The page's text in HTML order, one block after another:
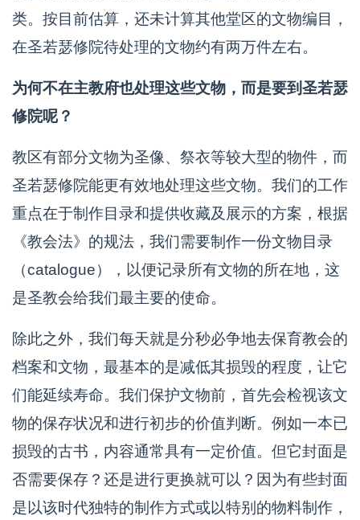
类。按目前估算，还未计算其他堂区的文物编目，
在圣若瑟修院待处理的文物约有两万件左右。
为何不在主教府也处理这些文物，而是要到圣若瑟
修院呢？
教区有部分文物为圣像、祭衣等较大型的物件，而
圣若瑟修院能更有效地处理这些文物。我们的工作
重点在于制作目录和提供收藏及展示的方案，根据
《教会法》的规法，我们需要制作一份文物目录
（catalogue），以便记录所有文物的所在地，这
是圣教会给我们最主要的使命。
除此之外，我们每天就是分秒必争地去保育教会的
档案和文物，最基本的是减低其损毁的程度，让它
们能延续寿命。我们保护文物前，首先会检视该文
物的保存状况和进行初步的价值判断。例如一本已
损毁的古书，内容通常具有一定价值。但它封面是
否需要保存？还是进行更换就可以？因为有些封面
是以该时代独特的制作方式或以特别的物料制作，